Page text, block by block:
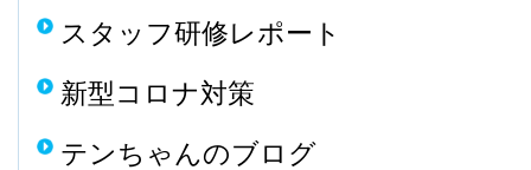
スタッフ研修レポート
新型コロナ対策
テンちゃんのブログ